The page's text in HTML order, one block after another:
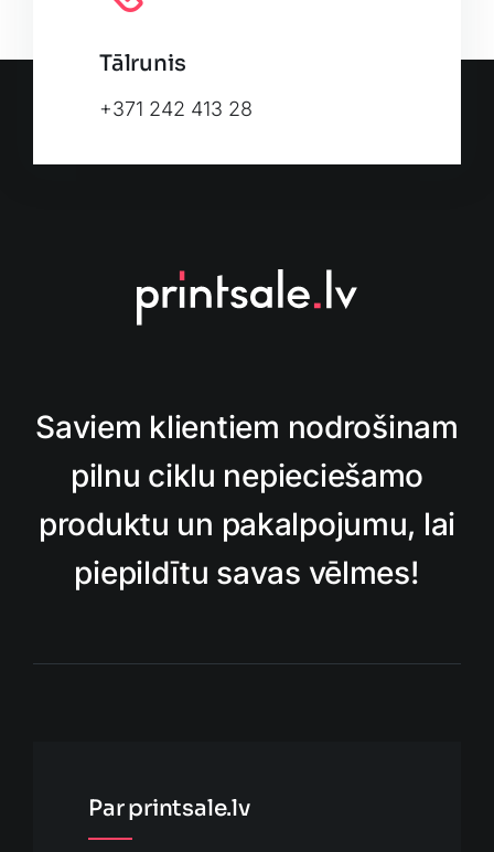
Tālrunis
+371 242 413 28
Saviem klientiem nodrošinam
pilnu ciklu nepieciešamo
produktu un pakalpojumu, lai
piepildītu savas vēlmes!
Par printsale.lv